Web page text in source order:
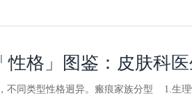
性格」图鉴：皮肤科
不同类型性格迥异。瘢痕家族分型 1.生